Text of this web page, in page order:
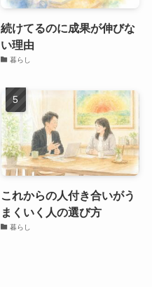
続けてるのに成果が伸びな
い理由
暮らし
これからの人付き合いがう
まくいく人の選び方
暮らし